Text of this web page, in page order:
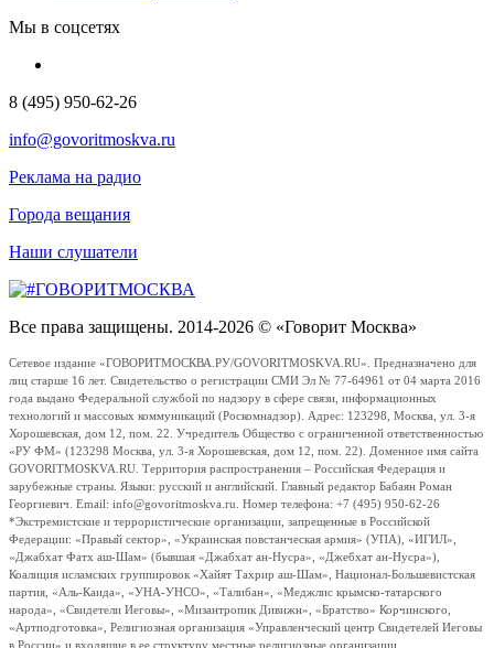
Мы в соцсетях
8 (495) 950-62-26
info@govoritmoskva.ru
Реклама на радио
Города вещания
Наши слушатели
Все права защищены. 2014-2026 © «Говорит Москва»
Сетевое издание «ГОВОРИТМОСКВА.РУ/GOVORITMOSKVA.RU». Предназначено для
лиц старше 16 лет. Свидетельство о регистрации СМИ Эл № 77-64961 от 04 марта 2016
года выдано Федеральной службой по надзору в сфере связи, информационных
технологий и массовых коммуникаций (Роскомнадзор). Адрес: 123298, Москва, ул. 3-я
Хорошевская, дом 12, пом. 22. Учредитель Общество с ограниченной ответственностью
«РУ ФМ» (123298 Москва, ул. 3-я Хорошевская, дом 12, пом. 22). Доменное имя сайта
GOVORITMOSKVA.RU. Территория распространения – Российская Федерация и
зарубежные страны. Языки: русский и английский. Главный редактор Бабаян Роман
Георгиевич. Email: info@govoritmoskva.ru. Номер телефона: +7 (495) 950-62-26
*Экстремистские и террористические организации, запрещенные в Российской
Федерации: «Правый сектор», «Украинская повстанческая армия» (УПА), «ИГИЛ»,
«Джабхат Фатх аш-Шам» (бывшая «Джабхат ан-Нусра», «Джебхат ан-Нусра»),
Коалиция исламских группировок «Хайят Тахрир аш-Шам», Национал-Большевистская
партия, «Аль-Каида», «УНА-УНСО», «Талибан», «Меджлис крымско-татарского
народа», «Свидетели Иеговы», «Мизантропик Дивижн», «Братство» Корчинского,
«Артподготовка», Религиозная организация «Управленческий центр Свидетелей Иеговы
в России» и входящие в ее структуру местные религиозные организации.